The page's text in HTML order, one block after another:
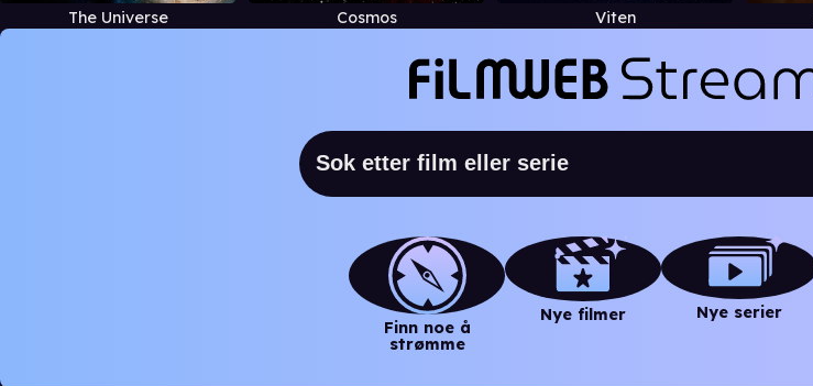
The Universe Cosmos Viten
Finn noe å
strømme
Nye filmer Nye serier